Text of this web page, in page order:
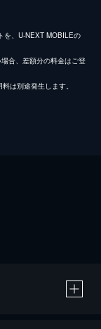
を、U-NEXT MOBILEの
合、差額分の料金はご登
は別途発生します。